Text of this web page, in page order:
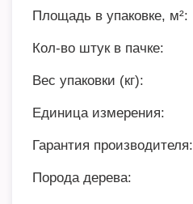
Площадь в упаковке, м²:
Кол-во штук в пачке:
Вес упаковки (кг):
Единица измерения:
Гарантия производителя:
Порода дерева: